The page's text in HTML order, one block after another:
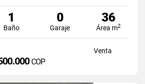
1
Baño
0
Garaje
36
Área m2
Venta
COP